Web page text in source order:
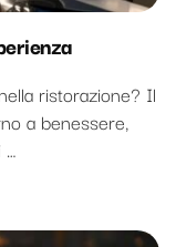
ristorazione? Il
a benessere,
…